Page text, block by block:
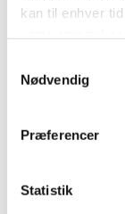
kan til enhver
tilbagetrækker et
Nødvendig
Præferencer
Statistik
Deres fantasi
en opfindelse,
Endnu en